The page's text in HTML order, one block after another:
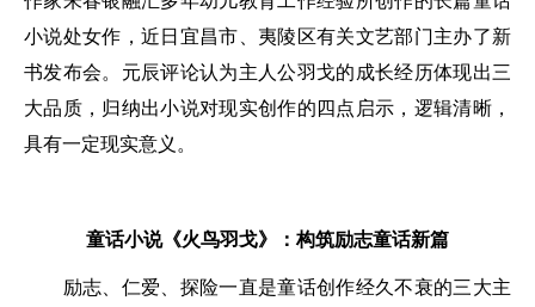
小说处女作，近日宜昌市、夷陵区有关文艺部门主办了新
书发布会。元辰评论认为主人公羽戈的成长经历体现出三
大品质，归纳出小说对现实创作的四点启示，逻辑清晰，
具有一定现实意义。
童话小说《火鸟羽戈》：构筑励志童话新篇
励志、仁爱、探险一直是童话创作经久不衰的三大主